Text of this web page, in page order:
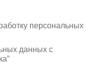
персональных
данных с